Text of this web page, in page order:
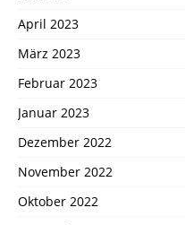
April 2023
März 2023
Februar 2023
Januar 2023
Dezember 2022
November 2022
Oktober 2022